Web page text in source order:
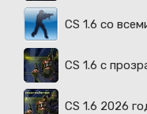
CS 1.6 со
CS 1.6 с
CS 1.6 2026